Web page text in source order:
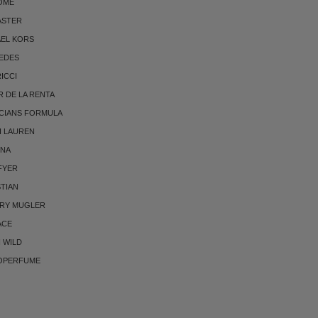
KORS
DE LA RENTA
FORMULA
LAUREN
MUGLER
WILD